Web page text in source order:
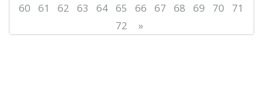
60
61 62 63 64 65 66 67 68 69 70
71
72
»